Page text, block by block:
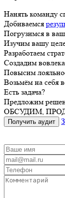
Нанять команду
Добиваемся
Погрузимся в
Изучим вашу
Разработаем
Создадим
Повысим
Возьмём на себя
Есть задача?
Предложим
ОБСУДИМ,
Получить аудит